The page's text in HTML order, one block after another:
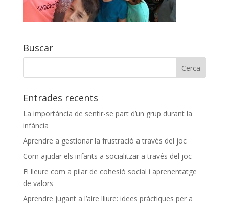
Buscar
Entrades recents
La importància de sentir-se part d’un grup durant la
infància
Aprendre a gestionar la frustració a través del joc
Com ajudar els infants a socialitzar a través del joc
El lleure com a pilar de cohesió social i aprenentatge
de valors
Aprendre jugant a l’aire lliure: idees pràctiques per a